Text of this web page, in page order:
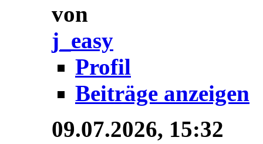
von
j_easy
Profil
Beiträge anzeigen
09.07.2026, 15:32